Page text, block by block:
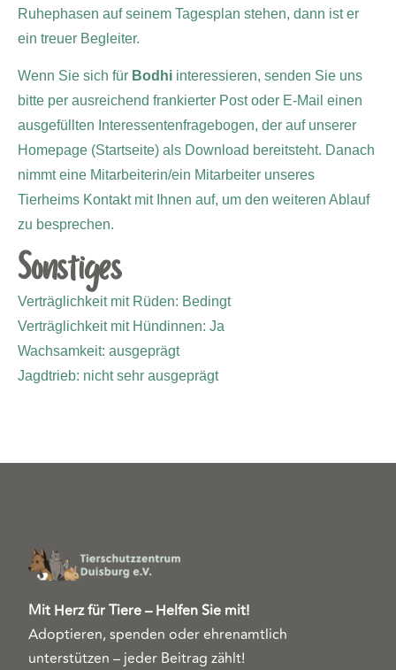
Ruhephasen auf seinem Tagesplan stehen, dann ist er
ein treuer Begleiter.
Wenn Sie sich für Bodhi interessieren, senden Sie uns
bitte per ausreichend frankierter Post oder E-Mail einen
ausgefüllten Interessentenfragebogen, der auf unserer
Homepage (Startseite) als Download bereitsteht. Danach
nimmt eine Mitarbeiterin/ein Mitarbeiter unseres
Tierheims Kontakt mit Ihnen auf, um den weiteren Ablauf
zu besprechen.
Sonstiges
Verträglichkeit mit Rüden: Bedingt
Verträglichkeit mit Hündinnen: Ja
Wachsamkeit: ausgeprägt
Jagdtrieb: nicht sehr ausgeprägt
Mit Herz für Tiere – Helfen Sie mit!
Adoptieren, spenden oder ehrenamtlich
unterstützen – jeder Beitrag zählt!